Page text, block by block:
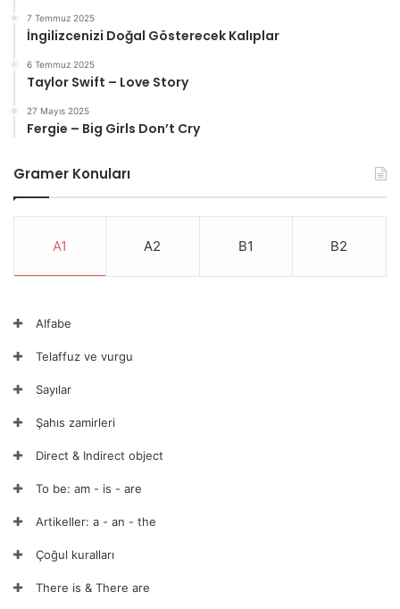
7 Temmuz 2025
İngilizcenizi Doğal Gösterecek Kalıplar
6 Temmuz 2025
Taylor Swift – Love Story
27 Mayıs 2025
Fergie – Big Girls Don’t Cry
Gramer Konuları
A1 A2 B1 B2
Alfabe
Telaffuz ve vurgu
Sayılar
Şahıs zamirleri
Direct & Indirect object
To be: am - is - are
Artikeller: a - an - the
Çoğul kuralları
There is & There are